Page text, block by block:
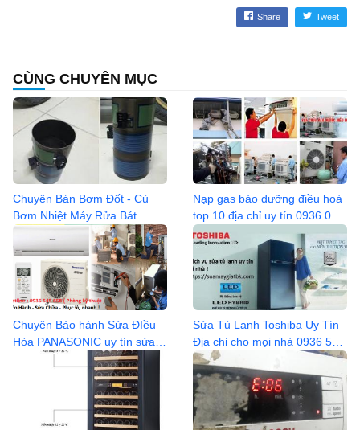
Share Tweet
CÙNG CHUYÊN MỤC
Chuyên Bán Bơm Đốt - Củ
Bơm Nhiệt Máy Rửa Bát
Bosch các Model
Nạp gas bảo dưỡng điều hoà
top 10 địa chỉ uy tín 0936 042
368
Chuyên Bảo hành Sửa ĐIều
Hòa PANASONIC uy tín sửa
Sửa Tủ Lạnh Toshiba Uy Tín
Địa chỉ cho mọi nhà 0936 545
858